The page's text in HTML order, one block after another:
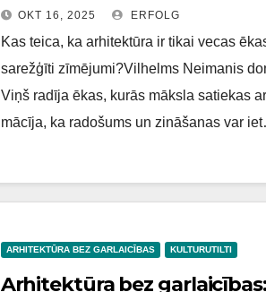
OKT 16, 2025 ERFOLG
Kas teica, ka arhitektūra ir tikai vecas
sarežģīti zīmējumi?Vilhelms Neimanis
Viņš radīja ēkas, kurās māksla satiekas
mācīja, ka radošums un zināšanas var
ARHITEKTŪRA BEZ GARLAICĪBAS KULTURUTILTI
Arhitektūra bez garlaicības: